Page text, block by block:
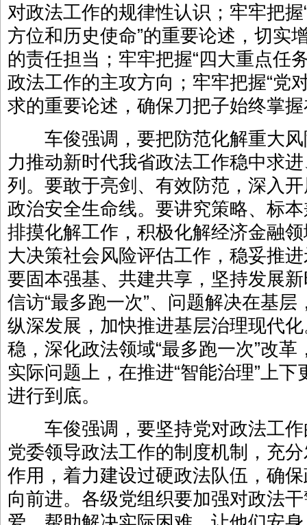
对政法工作的规律性认识；牢牢把
方位和历史使命”的重要论述，切实
的责任担当；牢牢把握“四大重点任
政法工作的主攻方向；牢牢把握“党
求的重要论述，确保刀把子始终掌
车俊强调，要把防范化解重大风
力推动新时代我省政法工作稳中求
列。要敢于亮剑、有效防范，深入
政治安全生命线。要讲究策略、标
排摸化解工作，积极化解经济金融
大决策社会风险评估工作，稳妥推
要固本强基、共建共享，坚持发展
信访“最多跑一次”、问题解决在基
纵深发展，加快推进基层治理现代
稳，深化政法领域“最多跑一次”改
实际问题上，在推进“智能治理”上
进行到底。
车俊强调，要坚持党对政法工作
党委领导政法工作的制度机制，充
作用，着力建设过硬政法队伍，确
向前进。各级党组织要加强对政法